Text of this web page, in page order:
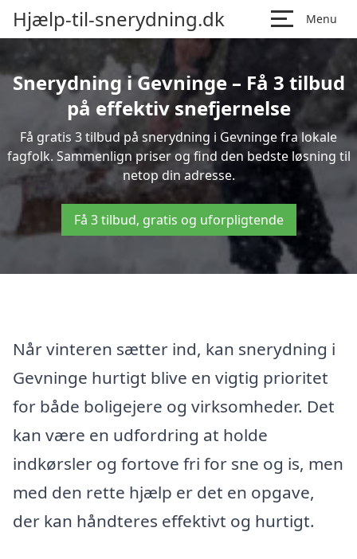
Hjælp-til-snerydning.dk Menu
Snerydning i Gevninge – Få 3 tilbud
på effektiv snefjernelse
Få gratis 3 tilbud på snerydning i Gevninge fra lokale
fagfolk. Sammenlign priser og find den bedste løsning til
netop din adresse.
Få 3 tilbud, gratis og uforpligtende
Når vinteren sætter ind, kan snerydning i
Gevninge hurtigt blive en vigtig prioritet
for både boligejere og virksomheder. Det
kan være en udfordring at holde
indkørsler og fortove fri for sne og is, men
med den rette hjælp er det en opgave,
der kan håndteres effektivt og hurtigt.